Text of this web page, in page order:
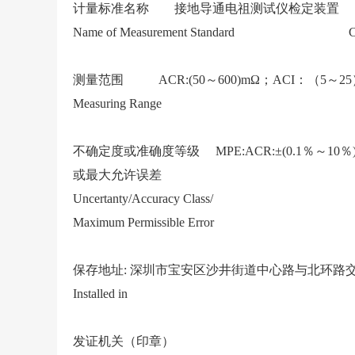
计量标准名称 接地导通电祖测试仪检定
Name of Measurement Standard
测量范围 ACR:(50～600)mΩ；ACI：（5～25
Measuring Range
不确定度或准确度等级 MPE:ACR:±(0.1％～10
或最大允许误差
Uncertanty/Accuracy Class/
Maximum Permissible Error
保存地址: 深圳市宝安区沙井街道中心路与北环路
Installed in
发证机关（印章）